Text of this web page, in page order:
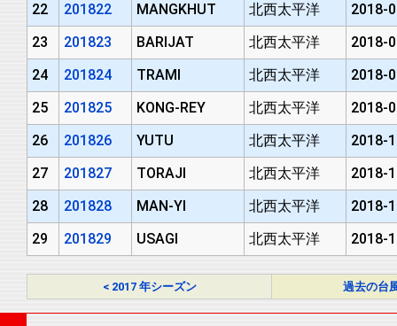
22
201822 MANGKHUT 北西太平洋
2018-
23
201823 BARIJAT 北西太平洋
2018-
24
201824 TRAMI 北西太平洋
2018-
25
201825 KONG-REY 北西太平洋
2018-
26
201826 YUTU 北西太平洋
2018-
27
201827 TORAJI 北西太平洋
2018-
28
201828 MAN-YI 北西太平洋
2018-
29
201829 USAGI 北西太平洋 2018-
< 2017 年シーズン 過去の台